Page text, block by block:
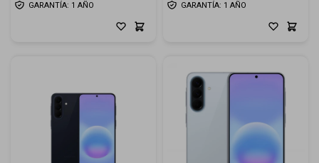
GARANTÍA: 1 AÑO GARANTÍA: 1 AÑO